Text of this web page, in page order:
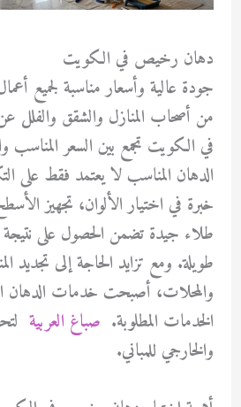
دهان رخيص في الكويت
جودة عالية وأسعار مناسبة لجميع
من أصحاب المنازل والشقق والفلل
في الكويت تجمع بين السعر المناسب
الدهان المناسب لا يعتمد فقط على
خبرة في اختيار الألوان، تجهيز
طلاء جيدة تضمن الحصول على نتيجة
طويلة. ومع تزايد الحاجة إلى تجديد
والمحلات، أصبحت خدمات الدهان
الخدمات المطلوبة. صباغ العربية
والخارجي للمباني.